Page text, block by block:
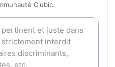
Clubic.